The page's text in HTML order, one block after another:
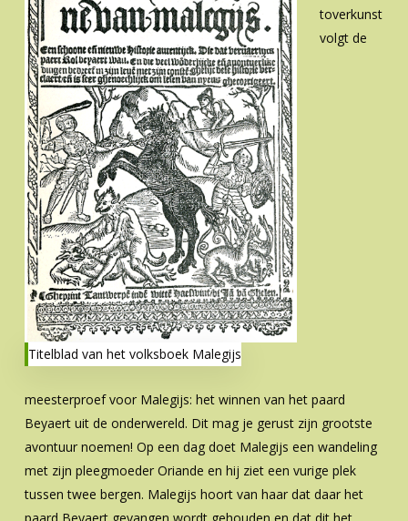
Titelblad van het volksboek Malegijs
toverkunst
volgt de
meesterproef voor Malegijs: het winnen van het paard
Beyaert uit de onderwereld. Dit mag je gerust zijn grootste
avontuur noemen! Op een dag doet Malegijs een wandeling
met zijn pleegmoeder Oriande en hij ziet een vurige plek
tussen twee bergen. Malegijs hoort van haar dat daar het